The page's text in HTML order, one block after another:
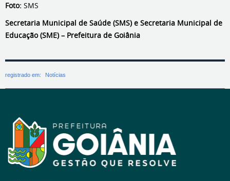
Foto: SMS
Secretaria Municipal de Saúde (SMS) e Secretaria Municipal de
Educação (SME) – Prefeitura de Goiânia
registrado em: Notícias